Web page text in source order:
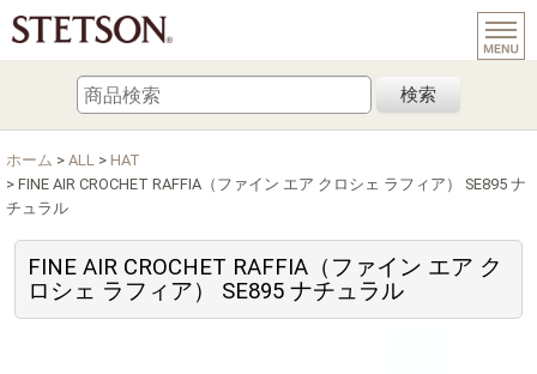
検索
ホーム > ALL > HAT
> FINE AIR CROCHET RAFFIA（ファイン エア クロシェ ラフィア） SE895 ナ
チュラル
FINE AIR CROCHET RAFFIA（ファイン エア ク
ロシェ ラフィア） SE895 ナチュラル